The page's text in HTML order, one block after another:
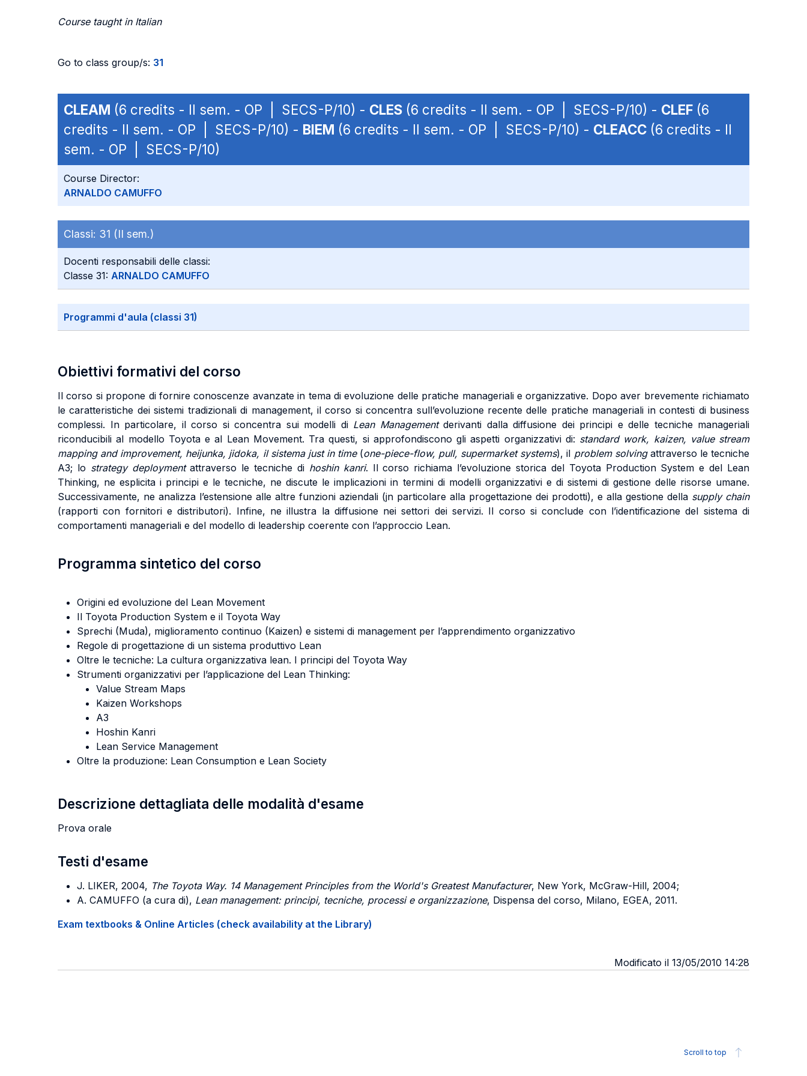
Course taught in Italian
Go to class group/s: 31
CLEAM (6 credits - II sem. - OP | SECS-P/10) - CLES (6 credits - II sem. - OP | SECS-P/10) - CLEF (6
credits - II sem. - OP | SECS-P/10) - BIEM (6 credits - II sem. - OP | SECS-P/10) - CLEACC (6 credits - II
sem. - OP | SECS-P/10)
Course Director:
ARNALDO CAMUFFO
Classi: 31 (II sem.)
Docenti responsabili delle classi:
Classe 31: ARNALDO CAMUFFO
Programmi d'aula (classi 31)
Obiettivi formativi del corso
Il corso si propone di fornire conoscenze avanzate in tema di evoluzione delle pratiche manageriali e organizzative. Dopo aver brevemente richiamato
le caratteristiche dei sistemi tradizionali di management, il corso si concentra sull’evoluzione recente delle pratiche manageriali in contesti di business
complessi. In particolare, il corso si concentra sui modelli di Lean Management derivanti dalla diffusione dei principi e delle tecniche manageriali
riconducibili al modello Toyota e al Lean Movement. Tra questi, si approfondiscono gli aspetti organizzativi di: standard work, kaizen, value stream
mapping and improvement, heijunka, jidoka, il sistema just in time (one-piece-flow, pull, supermarket systems), il problem solving attraverso le tecniche
A3; lo strategy deploymentattraverso le tecniche di hoshin kanri. Il corso richiama l’evoluzione storica del Toyota Production System e del Lean
Thinking, ne esplicita i principi e le tecniche, ne discute le implicazioni in termini di modelli organizzativi e di sistemi di gestione delle risorse umane.
Successivamente, ne analizza l’estensione alle altre funzioni aziendali (jn particolare alla progettazione dei prodotti), e alla gestione della supply chain
(rapporti con fornitori e distributori). Infine, ne illustra la diffusione nei settori dei servizi. Il corso si conclude con l’identificazione del sistema di
comportamenti manageriali e del modello di leadership coerente con l’approccio Lean.
Programma sintetico del corso
Origini ed evoluzione del Lean Movement
Il Toyota Production System e il Toyota Way
Sprechi (Muda), miglioramento continuo (Kaizen) e sistemi di management per l’apprendimento organizzativo
Regole di progettazione di un sistema produttivo Lean
Oltre le tecniche: La cultura organizzativa lean. I principi del Toyota Way
Strumenti organizzativi per l’applicazione del Lean Thinking:
Value Stream Maps
Kaizen Workshops
A3
Hoshin Kanri
Lean Service Management
Oltre la produzione: Lean Consumption e Lean Society
Descrizione dettagliata delle modalità d'esame
Prova orale
Testi d'esame
J. LIKER, 2004, The Toyota Way. 14 Management Principles from the World's Greatest Manufacturer, New York, McGraw-Hill, 2004;
A. CAMUFFO (a cura di), Lean management: principi, tecniche, processi e organizzazione, Dispensa del corso, Milano, EGEA, 2011.
Exam textbooks & Online Articles (check availability at the Library)
Modificato il 13/05/2010 14:28
Scroll to top